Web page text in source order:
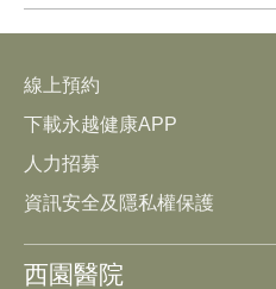
線上預約
下載永越健康APP
人力招募
資訊安全及隱私權保護
西園醫院